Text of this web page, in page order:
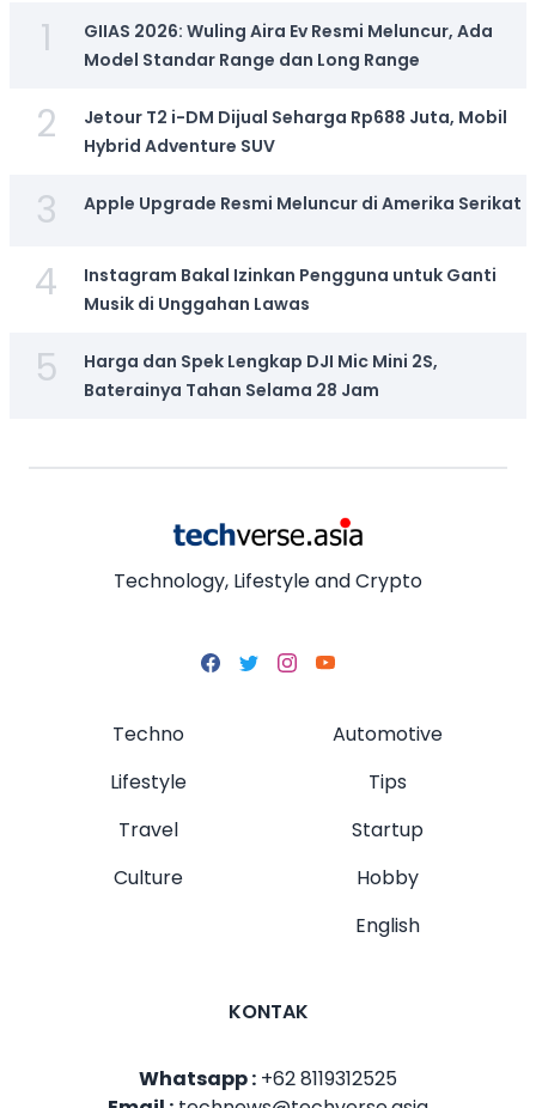
1
GIIAS 2026: Wuling Aira Ev Resmi Meluncur, Ada
Model Standar Range dan Long Range
2
Jetour T2 i-DM Dijual Seharga Rp688 Juta, Mobil
Hybrid Adventure SUV
3 Apple Upgrade Resmi Meluncur di Amerika Serikat
4
Instagram Bakal Izinkan Pengguna untuk Ganti
Musik di Unggahan Lawas
5
Harga dan Spek Lengkap DJI Mic Mini 2S,
Baterainya Tahan Selama 28 Jam
Technology, Lifestyle and Crypto
Techno
Lifestyle
Travel
Culture
Automotive
Tips
Startup
Hobby
English
KONTAK
Whatsapp : +62 8119312525